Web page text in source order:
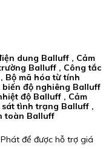
dung Balluff , Cảm
Balluff , Công tắc
Bộ mã hóa từ tính
độ nghiêng Balluff
độ Balluff , Cảm
tình trạng Balluff ,
toàn Balluff
để được hỗ trợ giá